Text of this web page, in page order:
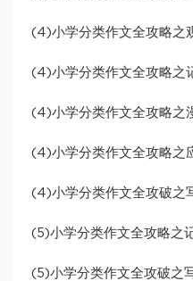
(4)小学分类作文全攻略之
(4)小学分类作文全攻略之
(4)小学分类作文全攻略之
(4)小学分类作文全攻略之
(4)小学分类作文全攻破之
(5)小学分类作文全攻略之
(5)小学分类作文全攻破之